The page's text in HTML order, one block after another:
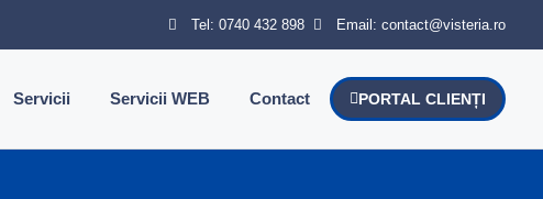
Tel: 0740 432 898 Email: contact@visteria.ro
Servicii Servicii WEB Contact PORTAL CLIENȚI